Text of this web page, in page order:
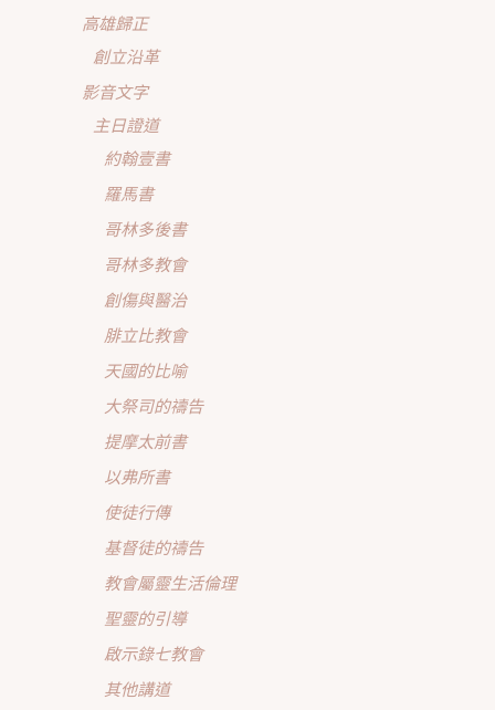
高雄歸正
創立沿革
影音文字
主日證道
約翰壹書
羅馬書
哥林多後書
哥林多教會
創傷與醫治
腓立比教會
天國的比喻
大祭司的禱告
提摩太前書
以弗所書
使徒行傳
基督徒的禱告
教會屬靈生活倫理
聖靈的引導
啟示錄七教會
其他講道